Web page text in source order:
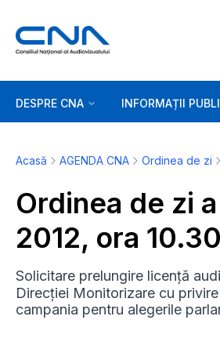
DESPRE CNA INFORMAȚII
Acasă AGENDA CNA Ordinea de zi
Ordinea de zi
2012, ora 10.30
Solicitare prelungire licență
Direcției Monitorizare cu
campania pentru alegerile